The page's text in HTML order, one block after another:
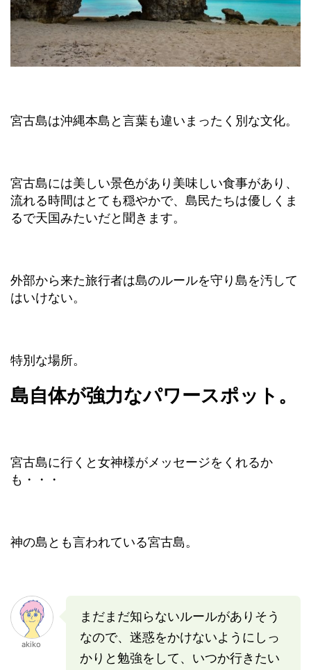
宮古島は沖縄本島と言葉も違いまったく別な文化。
宮古島には美しい景色があり美味しい食事があり、
流れる時間はとても穏やかで、島民たちは優しくま
るで天国みたいだと聞きます。
外部から来た旅行者は島のルールを守り島を汚して
はいけない。
特別な場所。
島自体が強力なパワースポット。
宮古島に行くと女神様がメッセージをくれるか
も・・・
神の島とも言われている宮古島。
akiko
まだまだ知らないルールがありそう
なので、迷惑をかけないようにしっ
かりと勉強をして、いつか行きたい